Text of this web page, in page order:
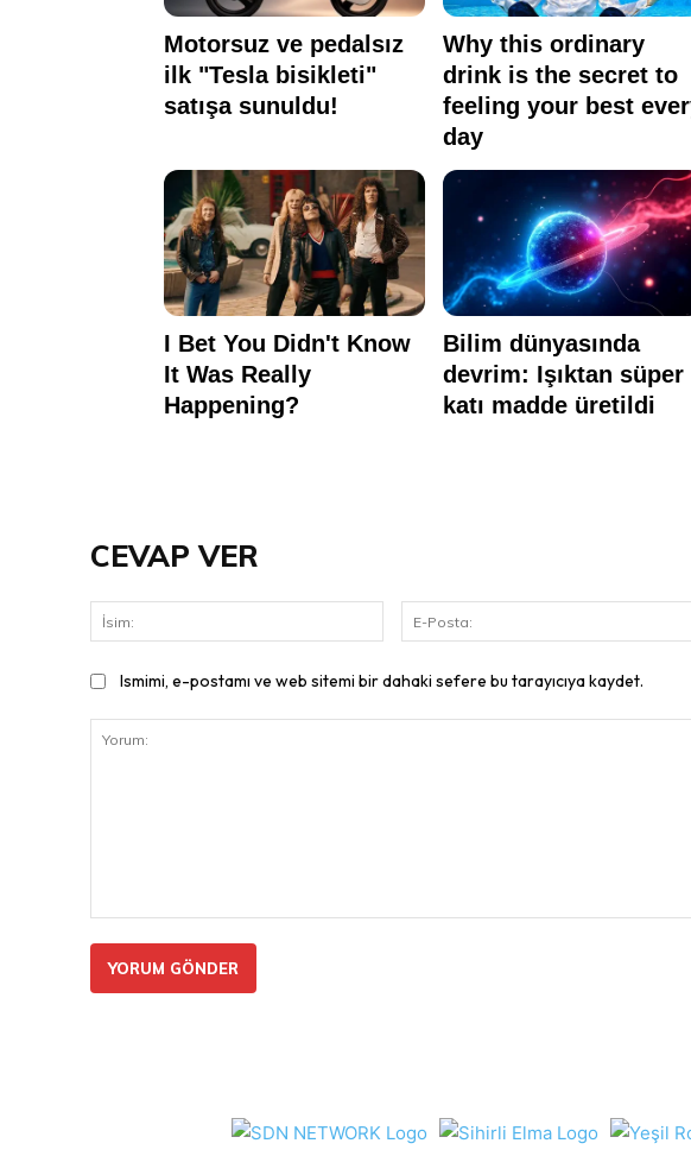
CEVAP VER
Ismimi, e-postamı ve web sitemi bir dahaki sefere bu tarayıcıya kaydet.